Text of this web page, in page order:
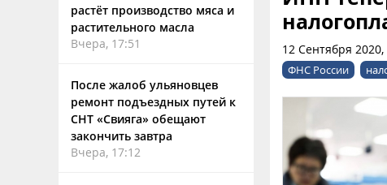
растёт производство мяса и
растительного масла
Вчера, 17:51
После жалоб ульяновцев
ремонт подъездных путей к
СНТ «Свияга» обещают
закончить завтра
Вчера, 17:12
12 Сентября
ФНС России